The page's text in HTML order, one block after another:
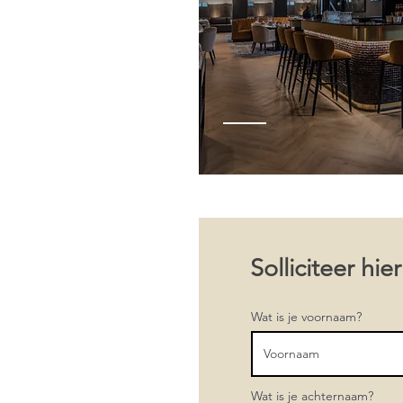
Solliciteer
Wat is je voornaam?
Wat is je achternaam?